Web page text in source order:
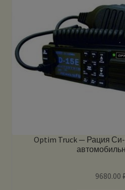
Optim Truck — Рация
9680.00